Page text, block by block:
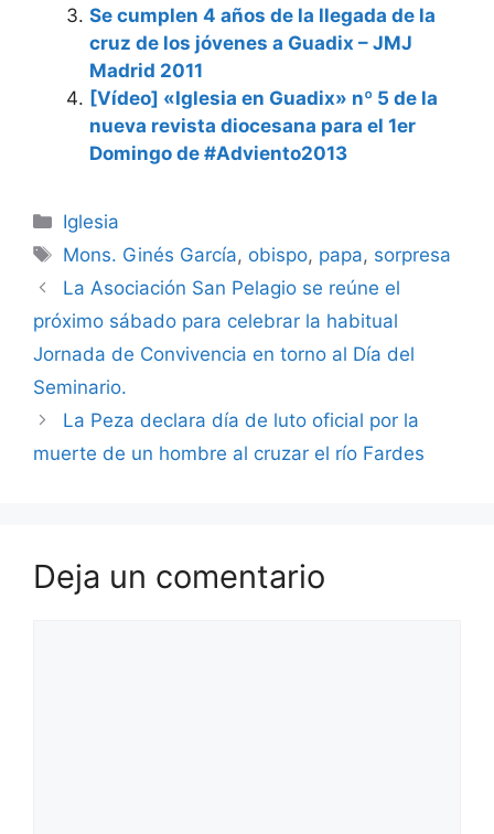
Se cumplen 4 años de la llegada de la
cruz de los jóvenes a Guadix – JMJ
Madrid 2011
[Vídeo] «Iglesia en Guadix» nº 5 de la
nueva revista diocesana para el 1er
Domingo de #Adviento2013
Categorías
Iglesia
Etiquetas
Mons. Ginés García, obispo, papa, sorpresa
La Asociación San Pelagio se reúne el
próximo sábado para celebrar la habitual
Jornada de Convivencia en torno al Día del
Seminario.
La Peza declara día de luto oficial por la
muerte de un hombre al cruzar el río Fardes
Deja un comentario